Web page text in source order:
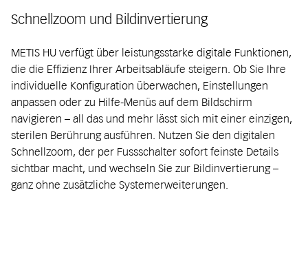
Schnellzoom und Bildinvertierung
METIS HU verfügt über leistungsstarke digitale Funktionen,
die die Effizienz Ihrer Arbeitsabläufe steigern. Ob Sie Ihre
individuelle Konfiguration überwachen, Einstellungen
anpassen oder zu Hilfe-Menüs auf dem Bildschirm
navigieren – all das und mehr lässt sich mit einer einzigen,
sterilen Berührung ausführen. Nutzen Sie den digitalen
Schnellzoom, der per Fussschalter sofort feinste Details
sichtbar macht, und wechseln Sie zur Bildinvertierung –
ganz ohne zusätzliche Systemerweiterungen.